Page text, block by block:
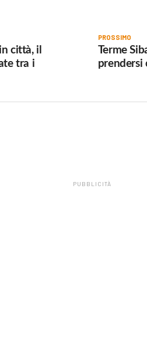
PROSSIMO
Terme
prendersi
città, il
tra i
PUBBLICITÀ